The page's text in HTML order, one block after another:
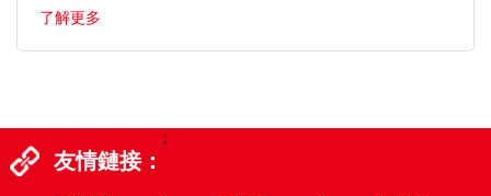
了解更多
友情鏈接：
;